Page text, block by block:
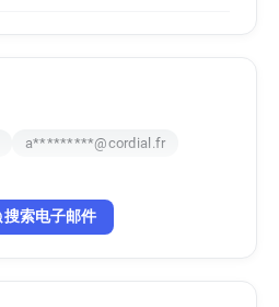
a*********@cordial.fr
搜索电子邮件